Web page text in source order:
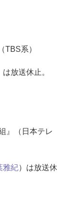
系）
は放送休止。
』（日本テレ
雅紀）は放送休